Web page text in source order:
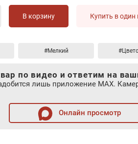
В корзину Купить в один
#Мелкий
по видео и ответим на
лишь приложение MAX.
Онлайн просмотр